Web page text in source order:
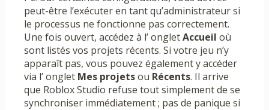
peut-être l’exécuter en tant qu’administrateur si
le processus ne fonctionne pas correctement.
Une fois ouvert, accédez à l’ ongletAccueil où
sont listés vos projets récents. Si votre jeu n’y
apparaît pas, vous pouvez également y accéder
via l’ onglet Mes projetsou Récents. Il arrive
que Roblox Studio refuse tout simplement de se
synchroniser immédiatement ; pas de panique si